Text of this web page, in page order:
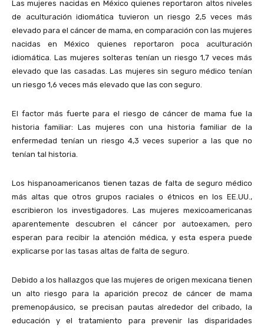
Las mujeres nacidas en México quienes reportaron altos niveles
de aculturación idiomática tuvieron un riesgo 2,5 veces más
elevado para el cáncer de mama, en comparación con las mujeres
nacidas en México quienes reportaron poca aculturación
idiomática. Las mujeres solteras tenían un riesgo 1,7 veces más
elevado que las casadas. Las mujeres sin seguro médico tenían
un riesgo 1,6 veces más elevado que las con seguro.
El factor más fuerte para el riesgo de cáncer de mama fue la
historia familiar: Las mujeres con una historia familiar de la
enfermedad tenían un riesgo 4,3 veces superior a las que no
tenían tal historia.
Los hispanoamericanos tienen tazas de falta de seguro médico
más altas que otros grupos raciales o étnicos en los EE.UU.,
escribieron los investigadores. Las mujeres mexicoamericanas
aparentemente descubren el cáncer por autoexamen, pero
esperan para recibir la atención médica, y esta espera puede
explicarse por las tasas altas de falta de seguro.
Debido a los hallazgos que las mujeres de origen mexicana tienen
un alto riesgo para la aparición precoz de cáncer de mama
premenopáusico, se precisan pautas alrededor del cribado, la
educación y el tratamiento para prevenir las disparidades